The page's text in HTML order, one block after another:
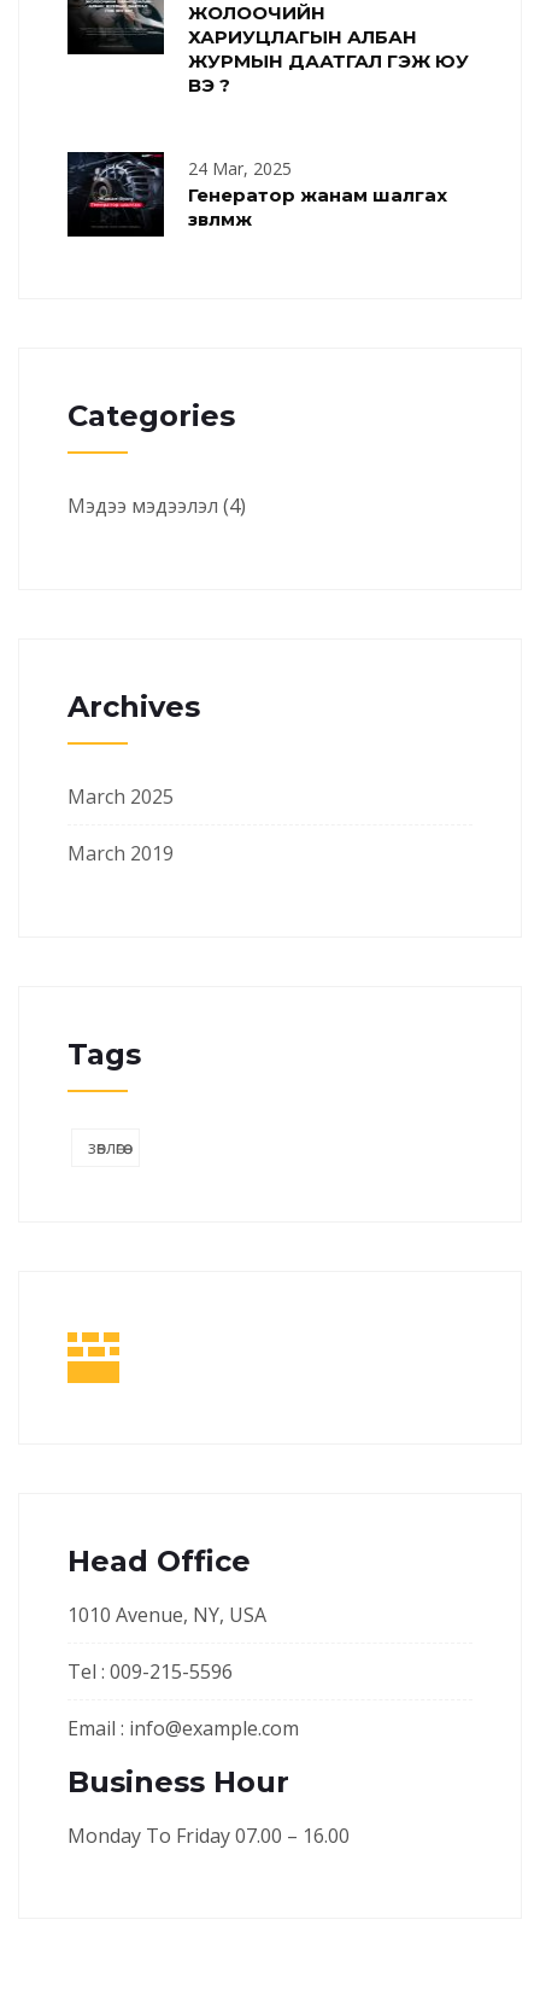
ЖОЛООЧИЙН
ХАРИУЦЛАГЫН АЛБАН
ЖУРМЫН ДААТГАЛ ГЭЖ ЮУ
ВЭ ?
24 Mar, 2025
Генератор жанам шалгах
зөвлөмж
Categories
Мэдээ мэдээлэл (4)
Archives
March 2025
March 2019
Tags
зөвлөгөө
Head Office
1010 Avenue, NY, USA
Tel : 009-215-5596
Email : info@example.com
Business Hour
Monday To Friday 07.00 – 16.00